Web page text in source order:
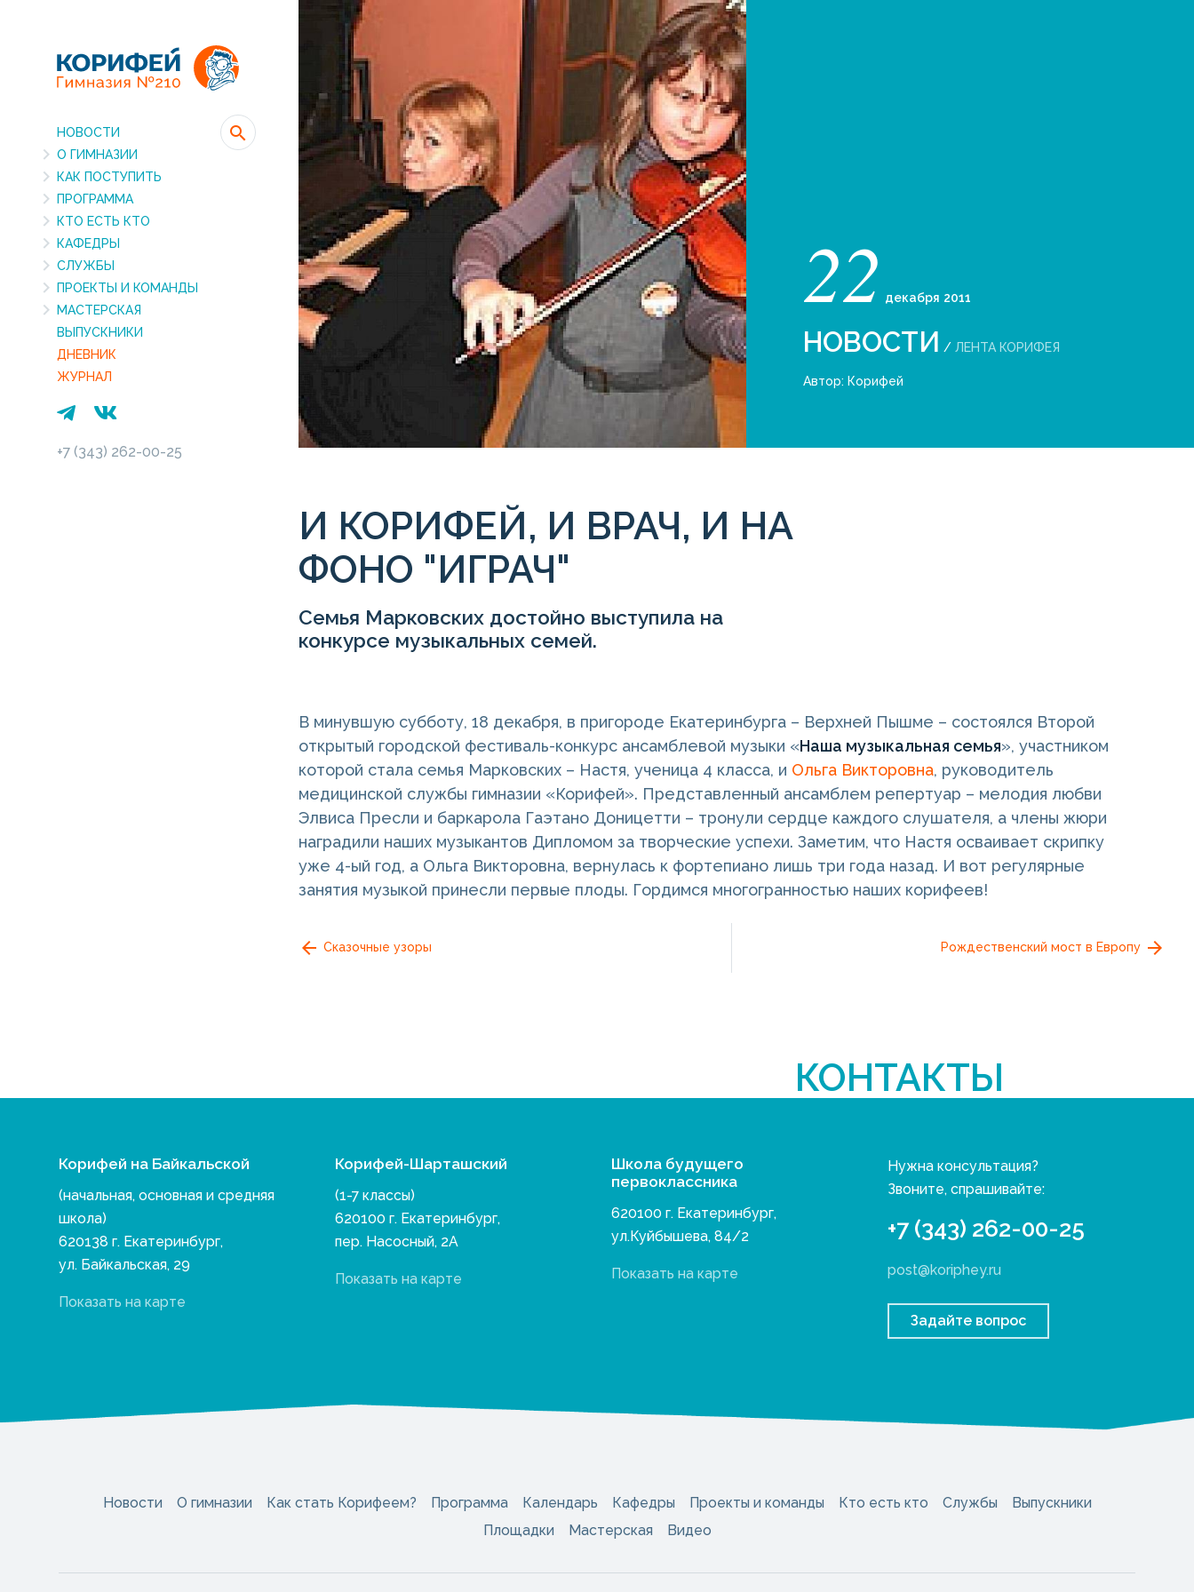
НОВОСТИ
О ГИМНАЗИИ
КАК ПОСТУПИТЬ
ПРОГРАММА
КТО ЕСТЬ КТО
КАФЕДРЫ
СЛУЖБЫ
ПРОЕКТЫ И КОМАНДЫ
МАСТЕРСКАЯ
ВЫПУСКНИКИ
ДНЕВНИК
ЖУРНАЛ
+7 (343) 262-00-25
22 декабря 2011
НОВОСТИ / ЛЕНТА КОРИФЕЯ
Автор: Корифей
И КОРИФЕЙ, И ВРАЧ, И НА
ФОНО "ИГРАЧ"
Семья Марковских достойно выступила на
конкурсе музыкальных семей.
В минувшую субботу, 18 декабря, в пригороде Екатеринбурга – Верхней Пышме – состоялся Второй
открытый городской фестиваль-конкурс ансамблевой музыки «Наша музыкальная семья», участником
которой стала семья Марковских – Настя, ученица 4 класса, и Ольга Викторовна, руководитель
медицинской службы гимназии «Корифей». Представленный ансамблем репертуар – мелодия любви
Элвиса Пресли и баркарола Гаэтано Доницетти – тронули сердце каждого слушателя, а члены жюри
наградили наших музыкантов Дипломом за творческие успехи. Заметим, что Настя осваивает скрипку
уже 4-ый год, а Ольга Викторовна, вернулась к фортепиано лишь три года назад. И вот регулярные
занятия музыкой принесли первые плоды. Гордимся многогранностью наших корифеев!
Сказочные узоры Рождественский мост в Европу
КОНТАКТЫ
Корифей на Байкальской
(начальная, основная и средняя
школа)
620138 г. Екатеринбург,
ул. Байкальская, 29
Показать на карте
Корифей-Шарташский
(1-7 классы)
620100 г. Екатеринбург,
пер. Насосный, 2А
Показать на карте
Школа будущего
первоклассника
620100 г. Екатеринбург,
ул.Куйбышева, 84/2
Показать на карте
Нужна консультация?
Звоните, спрашивайте:
+7 (343) 262-00-25
post@koriphey.ru
Задайте вопрос
Новости О гимназии Как стать Корифеем? Программа Календарь Кафедры Проекты и команды Кто есть кто Службы
Выпускники
Площадки
Мастерская Видео